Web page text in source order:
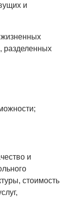
и
разделенных
и
стоимость